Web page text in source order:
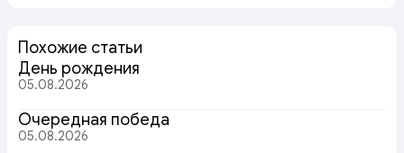
Похожие статьи
День рождения
05.08.2026
Очередная победа
05.08.2026